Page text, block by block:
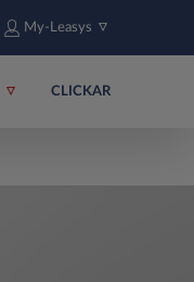
My-Leasys
CLICKAR